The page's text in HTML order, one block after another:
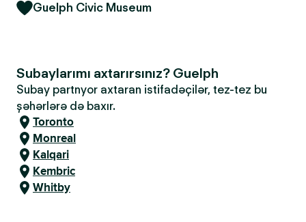
Guelph Civic Museum
Subaylarımı axtarırsınız? Guelph
Subay partnyor axtaran istifadəçilər, tez-tez bu
şəhərlərə də baxır.
Toronto
Monreal
Kalqari
Kembric
Whitby